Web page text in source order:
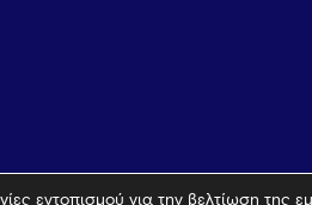
εντοπισμού για την βελτίωση της